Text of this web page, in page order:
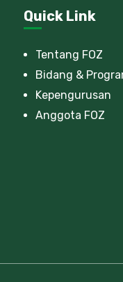
Quick Link
Tentang FOZ
Bidang &
Kepengurusan
Anggota FOZ